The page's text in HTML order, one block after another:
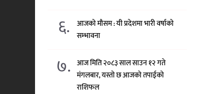
६.
आजको मौसम : यी प्रदेशमा भारी वर्षाको
सम्भावना
७. आज मिति २०८३ साल साउन १२ गते
मंगलबार, यस्तो छ आजको तपाईको
राशिफल